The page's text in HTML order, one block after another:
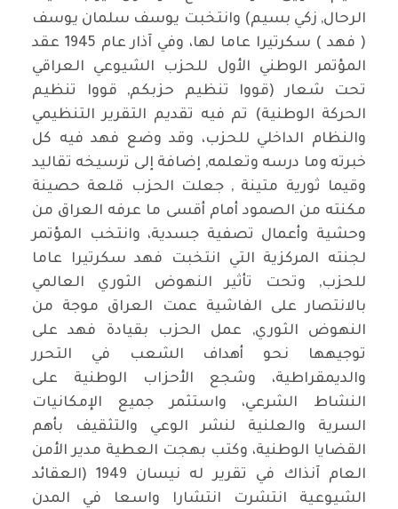
الرحال, زكي بسيم) وانتخبت يوسف سلمان يوسف
( فهد ) سكرتيرا عاما لها، وفي آذار عام 1945 عقد
المؤتمر الوطني الأول للحزب الشيوعي العراقي
تحت شعار (قووا تنظيم حزبكم, قووا تنظيم
الحركة الوطنية) تم فيه تقديم التقرير التنظيمي
والنظام الداخلي للحزب، وقد وضع فهد فيه كل
خبرته وما درسه وتعلمه, إضافة إلى ترسيخه تقاليد
وقيما ثورية متينة , جعلت الحزب قلعة حصينة
مكنته من الصمود أمام أقسى ما عرفه العراق من
وحشية وأعمال تصفية جسدية، وانتخب المؤتمر
لجنته المركزية التي انتخبت فهد سكرتيرا عاما
للحزب, وتحت تأثير النهوض الثوري العالمي
بالانتصار على الفاشية عمت العراق موجة من
النهوض الثوري, عمل الحزب بقيادة فهد على
توجيهها نحو أهداف الشعب في التحرر
والديمقراطية، وشجع الأحزاب الوطنية على
النشاط الشرعي، واستثمر جميع الإمكانيات
السرية والعلنية لنشر الوعي والتثقيف بأهم
القضايا الوطنية، وكتب بهجت العطية مدير الأمن
العام آنذاك في تقرير له نيسان 1949 (العقائد
الشيوعية انتشرت انتشارا واسعا في المدن